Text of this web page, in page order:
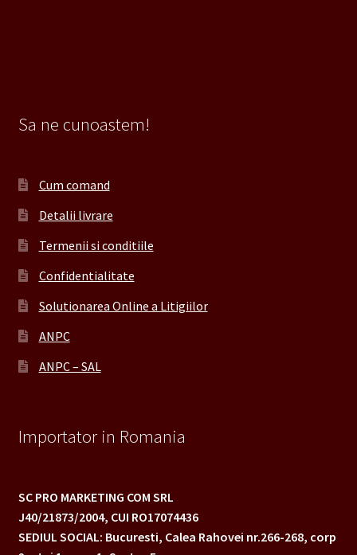
Sa ne cunoastem!
Cum comand
Detalii livrare
Termenii si conditiile
Confidentialitate
Solutionarea Online a Litigiilor
ANPC
ANPC – SAL
Importator in Romania
SC PRO MARKETING COM SRL
J40/21873/2004, CUI RO17074436
SEDIUL SOCIAL: Bucuresti, Calea Rahovei nr.266-268, corp